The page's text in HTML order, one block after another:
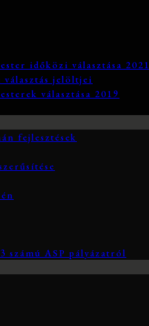
időközi választása 2021
jelöltjei
választása 2019
fejlesztések
számú ASP pályázatról